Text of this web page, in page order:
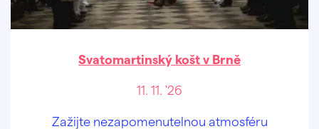
Svatomartinský košt v Brně
11. 11. '26
Zažijte nezapomenutelnou atmosféru